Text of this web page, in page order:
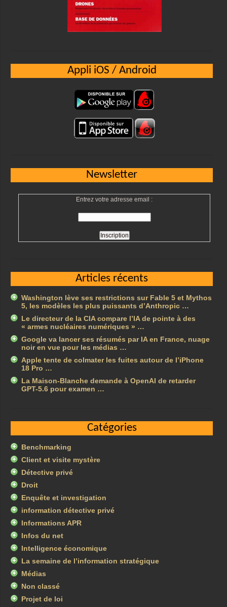
Appli iOS / Android
Newsletter
Entrez votre adresse email :
Articles récents
Washington lève ses restrictions sur Fable 5 et Mythos
5, les modèles les plus puissants d’Anthropic …
Le directeur de la CIA compare l’IA de pointe à des
« armes nucléaires numériques » …
Google va lancer ses résumés par IA en France, nuage
noir en vue pour les médias …
Apple tente de colmater les fuites autour de l’iPhone
18 Pro …
La Maison-Blanche demande à OpenAI de retarder
GPT-5.6 pour examen …
Catégories
Benchmarking
Client et visite mystère
Détective privé
Droit
Enquête et investigation
information détective privé
Informations APR
Infos du net
Intelligence économique
La semaine de l’information stratégique
Médias
Non classé
Projet de loi